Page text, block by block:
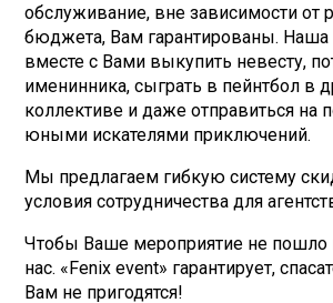
обслуживание, вне зависимости от
бюджета, Вам гарантированы. Наша
вместе с Вами выкупить невесту,
именинника, сыграть в пейнтбол в
коллективе и даже отправиться на
юными искателями приключений.
Мы предлагаем гибкую систему
условия сотрудничества для
Чтобы Ваше мероприятие не пошло
нас. «Fenix event» гарантирует,
Вам не пригодятся!